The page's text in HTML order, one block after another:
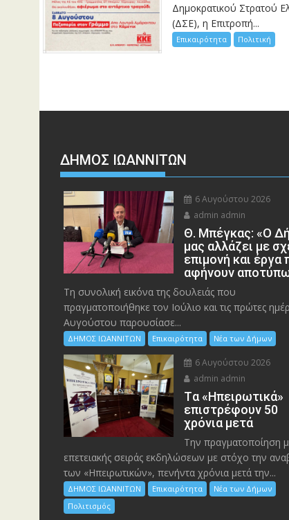
Δημοκρατικού Στρατού
(ΔΣΕ), η Επιτροπή...
Επικαιρότητα Πολιτική
ΔΗΜΟΣ ΙΩΑΝΝΙΤΩΝ
6 Αυγούστου 2026
admin admin
Θ. Μπέγκας: «Ο
μας αλλάζει με
επιμονή και έργα
αφήνουν
Τη συνολική εικόνα της δουλειάς που
πραγματοποιήθηκε τον Ιούλιο και τις πρώτες
Αυγούστου παρουσίασε...
ΔΗΜΟΣ ΙΩΑΝΝΙΤΩΝ Επικαιρότητα Νέα των Δήμων
6 Αυγούστου 2026
admin admin
Tα «Ηπειρωτικά»
επιστρέφουν 50
χρόνια μετά
Την πραγματοποίηση
επετειακής σειράς εκδηλώσεων με στόχο την
των «Ηπειρωτικών», πενήντα χρόνια μετά την...
ΔΗΜΟΣ ΙΩΑΝΝΙΤΩΝ Επικαιρότητα
Νέα των Δήμων
Πολιτισμός